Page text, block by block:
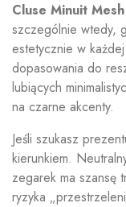
Cluse Minuit
szczególnie wtedy,
estetycznie w
dopasowania do
lubiących
na czarne akcenty.
Jeśli szukasz
kierunkiem.
zegarek ma szansę
ryzyka